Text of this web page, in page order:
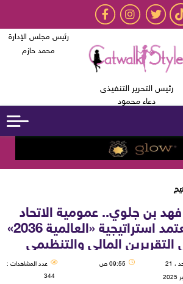
رئيس التحرير التنفيذى
دعاء محمود
رئيس مجلس الإدارة
محمد حازم
فهد بن جلوي.. عمومية الاتحاد
الدولي للهجن تعتمد استراتيجية «العالمية 2036»
المالي والتنظيمي
الأحد ، 21
09:55 ص
عدد المشاهدات :
344